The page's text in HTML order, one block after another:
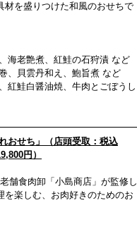
材を盛りつけた和風のおせちで
海老艶煮、紅鮭の石狩漬 など
、貝雲丹和え、鮑旨煮 など
紅鮭白醤油焼、牛肉とごぼうし
おせち」（店頭受取：税込
円）
舗食肉卸「小島商店」が監修し
楽しむ、 お肉好きのためのお